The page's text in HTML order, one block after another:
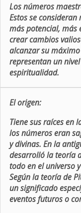
Los números
Estos se
más potencial, más
crear cambios
alcanzar su
representan un
espiritualidad.
El origen:
Tiene sus raíces en
los números eran
y divinas. En la
desarrolló la teoría
todo en el universo
Según la teoría de
un significado
eventos futuros o